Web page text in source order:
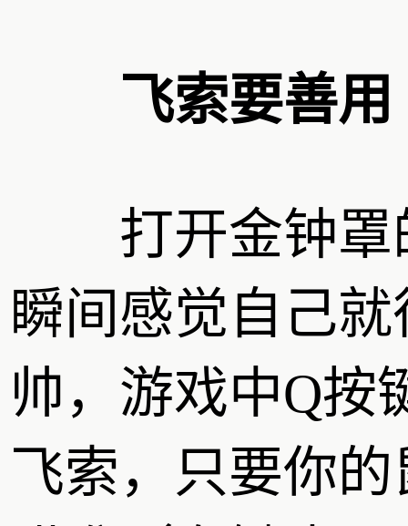
飞索要善用
打开金钟罩
瞬间感觉自己就
帅，游戏中Q按
飞索，只要你的